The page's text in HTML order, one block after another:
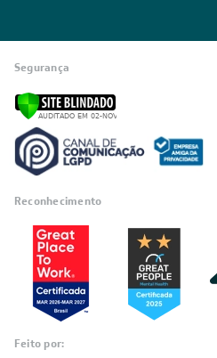
Segurança
Reconhecimento
Feito por: